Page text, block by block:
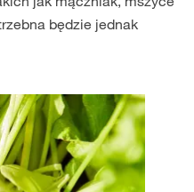
będzie jednak